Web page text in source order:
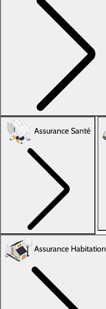
Assurance Santé
Assurance Habitation